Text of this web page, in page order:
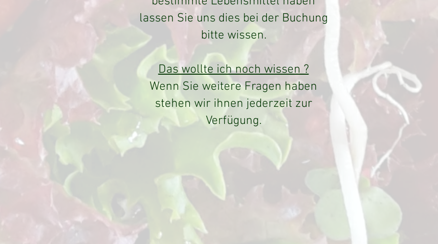
lassen Sie uns dies bei der Buchung
bitte wissen.
Das wollte ich noch wissen ?
Wenn Sie weitere Fragen haben
stehen wir ihnen jederzeit zur
Verfügung.